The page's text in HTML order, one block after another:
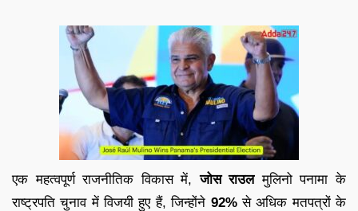
एक महत्वपूर्ण राजनीतिक विकास में,जोस राउलमुलिनो पनामा के
राष्ट्रपति चुनाव में विजयी हुए हैं, जिन्होंने 92%से अधिक मतपत्रों के